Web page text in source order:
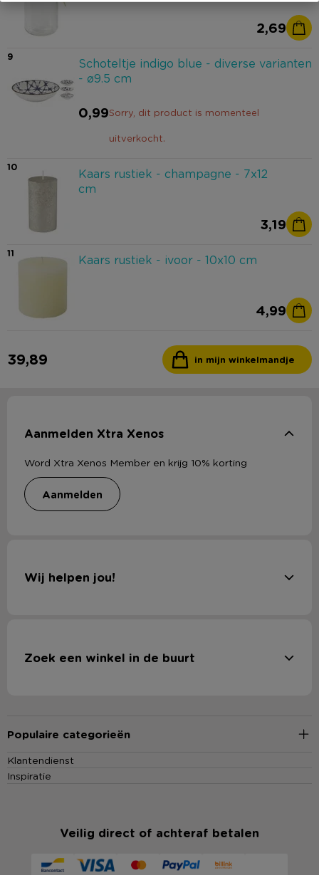
2,69
9
Schoteltje indigo blue - diverse varianten
- ø9.5 cm
0,99Sorry, dit product is momenteel
uitverkocht.
10
Kaars rustiek - champagne - 7x12
cm
3,19
11 Kaars rustiek - ivoor - 10x10 cm
4,99
39,89 in mijn winkelmandje
Aanmelden Xtra Xenos
Word Xtra Xenos Member en krijg 10% korting
aanmelden
Wij helpen jou!
Zoek een winkel in de buurt
Populaire categorieën
Klantendienst
Inspiratie
Veilig direct of achteraf betalen